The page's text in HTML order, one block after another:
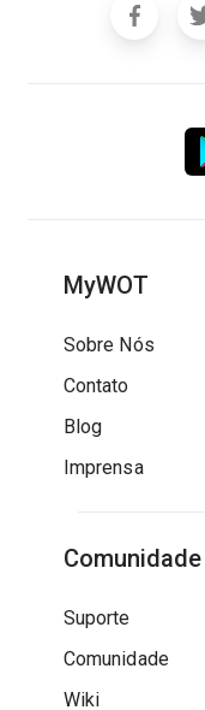
MyWOT
Sobre Nós
Contato
Blog
Imprensa
Comunidade
Suporte
Comunidade
Wiki